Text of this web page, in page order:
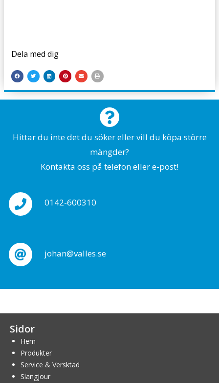
Dela med dig
Hittar du inte det du söker eller vill du köpa större
mängder?
Kontakta oss på telefon eller e-post!
0142-600310
johan@valles.se
Sidor
Hem
Produkter
Service & Versktad
Slangjour